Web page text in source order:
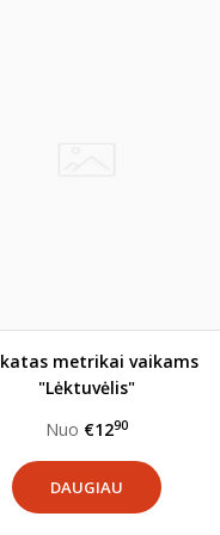
metrikai vaikams
"Lėktuvėlis"
Nuo €1290
DAUGIAU